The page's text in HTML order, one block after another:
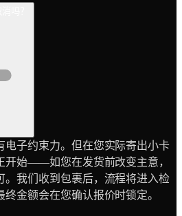
电子约束力。但在您实际寄出小卡
开始——如您在发货前改变主意，
。我们收到包裹后，流程将进入检
金额会在您确认报价时锁定。